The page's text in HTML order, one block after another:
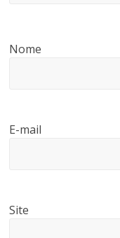
Nome
E-mail
Site